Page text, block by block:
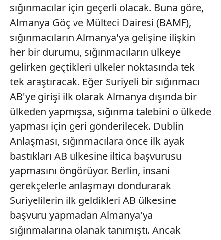
sığınmacılar için geçerli olacak. Buna göre,
Almanya Göç ve Mülteci Dairesi (BAMF),
sığınmacıların Almanya'ya gelişine ilişkin
her bir durumu, sığınmacıların ülkeye
gelirken geçtikleri ülkeler noktasında tek
tek araştıracak. Eğer Suriyeli bir sığınmacı
AB'ye girişi ilk olarak Almanya dışında bir
ülkeden yapmışsa, sığınma talebini o ülkede
yapması için geri gönderilecek. Dublin
Anlaşması, sığınmacılara önce ilk ayak
bastıkları AB ülkesine iltica başvurusu
yapmasını öngörüyor. Berlin, insani
gerekçelerle anlaşmayı dondurarak
Suriyelilerin ilk geldikleri AB ülkesine
başvuru yapmadan Almanya'ya
sığınmalarına olanak tanımıştı. Ancak